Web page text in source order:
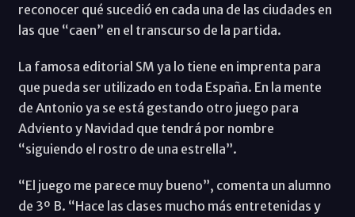
reconocer qué sucedió en cada una de las ciudades en
las que “caen” en el transcurso de la partida.
La famosa editorial SM ya lo tiene en imprenta para
que pueda ser utilizado en toda España. En la mente
de Antonio ya se está gestando otro juego para
Adviento y Navidad que tendrá por nombre
“siguiendo el rostro de una estrella”.
“El juego me parece muy bueno”, comenta un alumno
de 3º B. “Hace las clases mucho más entretenidas y